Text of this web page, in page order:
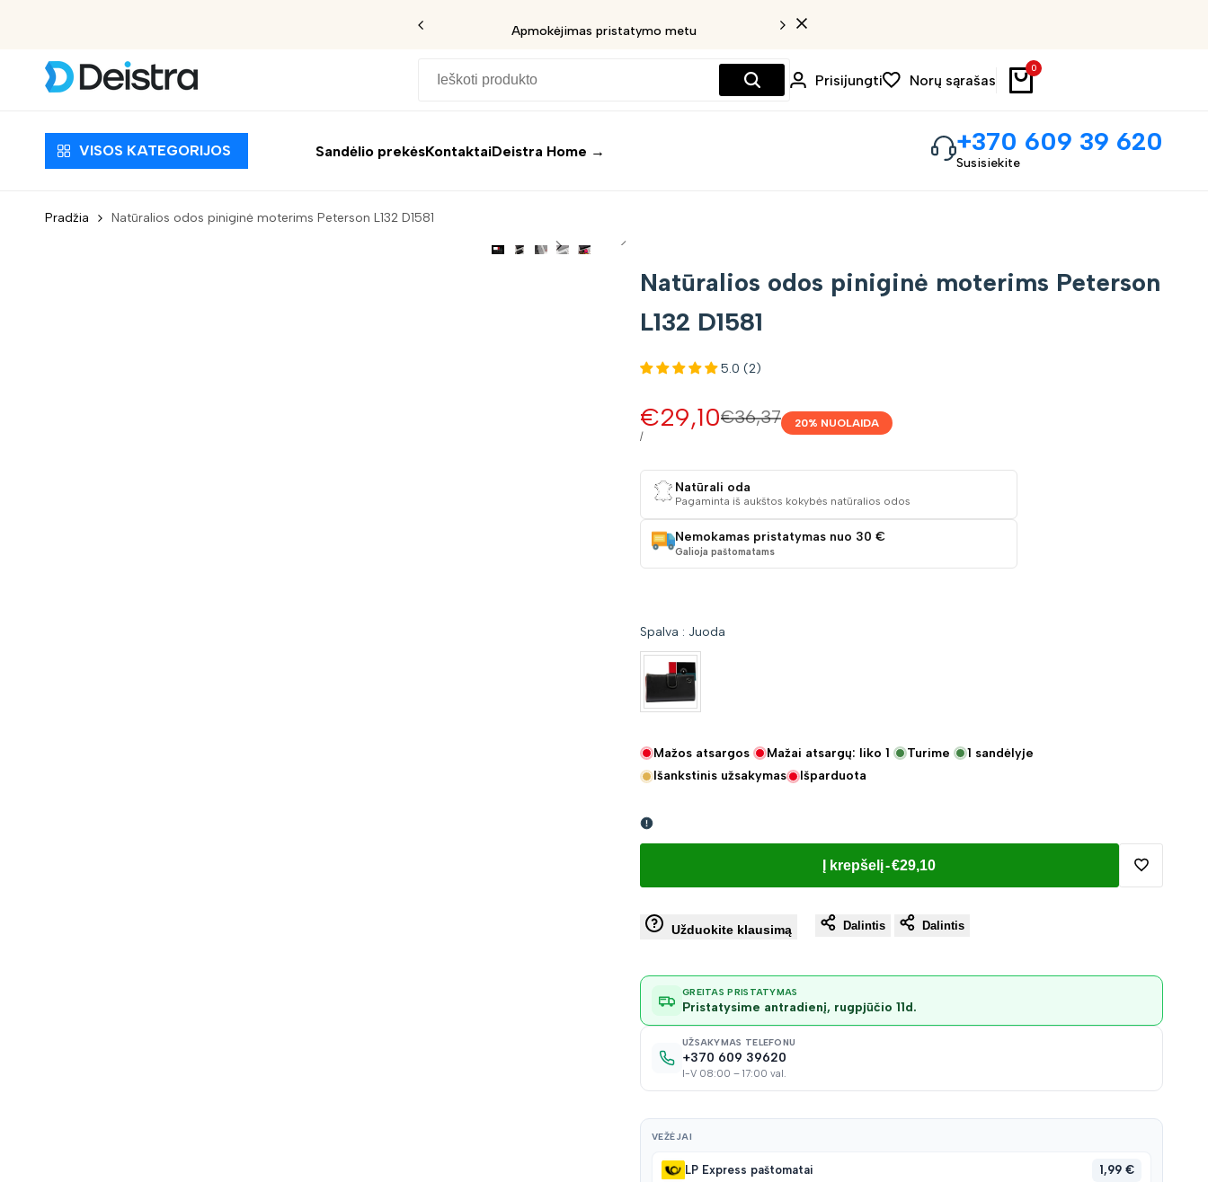
Apmokėjimas pristatymo metu
Prisijungti Norų sąrašas
0
VISOS KATEGORIJOS Sandėlio prekėsKontaktaiDeistra Home → +370 609 39 620
Susisiekite
Pradžia Natūralios odos piniginė moterims Peterson L132 D1581
Natūralios odos piniginė moterims Peterson
L132 D1581
5.0 (2)
Įprasta
€36,37
Pardavimo
kaina
€29,10
VIENETO
/
20% NUOLAIDA
Natūrali oda
Pagaminta iš aukštos kokybės natūralios odos
Nemokamas pristatymas nuo 30 €
Galioja paštomatams
Spalva : Juoda
Mažos atsargos Mažai atsargų: liko 1 Turime 1 sandėlyje
Išankstinis užsakymas
Išparduota
Į krepšelį-€29,10
Pridėti
norų
sąrašą
Užduokite klausimą Dalintis Dalintis
GREITAS PRISTATYMAS
Pristatysime antradienį, rugpjūčio 11d.
UŽSAKYMAS TELEFONU
+370 609 39620
I-V 08:00 – 17:00 val.
VEŽĖJAI
LP Express paštomatai 1,99 €